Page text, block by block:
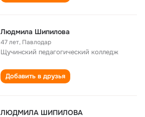
Людмила Шипилова
47 лет, Павлодар
Щучинский педагогический колледж
Добавить в друзья
ЛЮДМИЛА ШИПИЛОВА